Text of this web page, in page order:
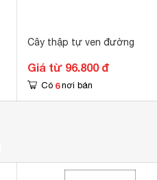
Cây thập tự ven đường
Giá từ 96.800 đ
Có 6 nơi bán